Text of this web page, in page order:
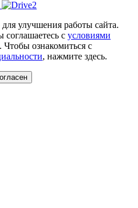
улучшения работы сайта.
с условиями
. Чтобы ознакомиться с
, нажмите здесь.